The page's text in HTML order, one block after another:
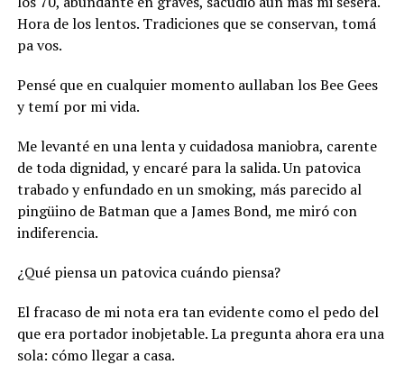
Hora de los lentos. Tradiciones que se conservan, tomá
pa vos.
Pensé que en cualquier momento aullaban los Bee Gees
y temí por mi vida.
Me levanté en una lenta y cuidadosa maniobra, carente
de toda dignidad, y encaré para la salida. Un patovica
trabado y enfundado en un smoking, más parecido al
pingüino de Batman que a James Bond, me miró con
indiferencia.
¿Qué piensa un patovica cuándo piensa?
El fracaso de mi nota era tan evidente como el pedo del
que era portador inobjetable. La pregunta ahora era una
sola: cómo llegar a casa.